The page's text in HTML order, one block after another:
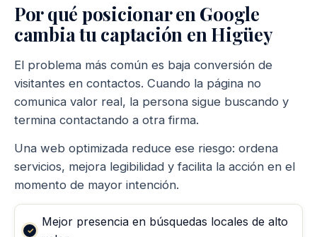
Por qué posicionar en Google
cambia tu captación en Higüey
El problema más común es baja conversión de
visitantes en contactos. Cuando la página no
comunica valor real, la persona sigue buscando y
termina contactando a otra firma.
Una web optimizada reduce ese riesgo: ordena
servicios, mejora legibilidad y facilita la acción en el
momento de mayor intención.
Mejor presencia en búsquedas locales de alto